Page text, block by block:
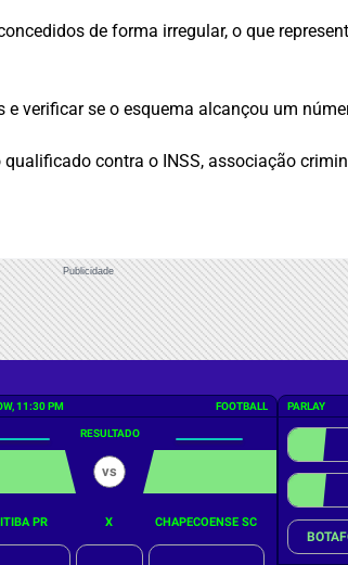
de forma irregular, o que
verificar se o esquema alcançou um
contra o INSS, associação
Publicidade